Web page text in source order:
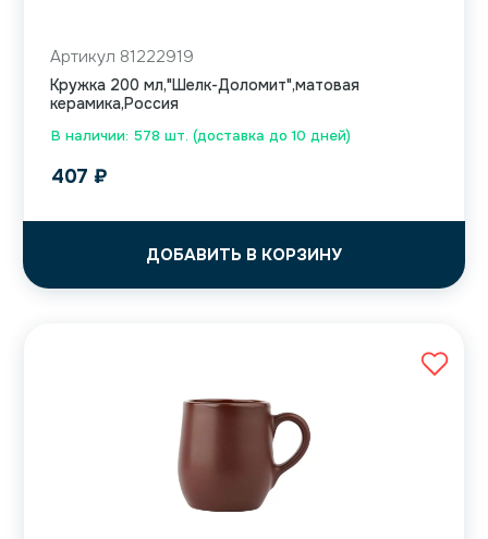
В наличии: 578 шт. (доставка до 10 дней)
Артикул 81222919
Кружка 200 мл,"Шелк-Доломит",матовая
керамика,Россия
407 ₽
ДОБАВИТЬ В КОРЗИНУ